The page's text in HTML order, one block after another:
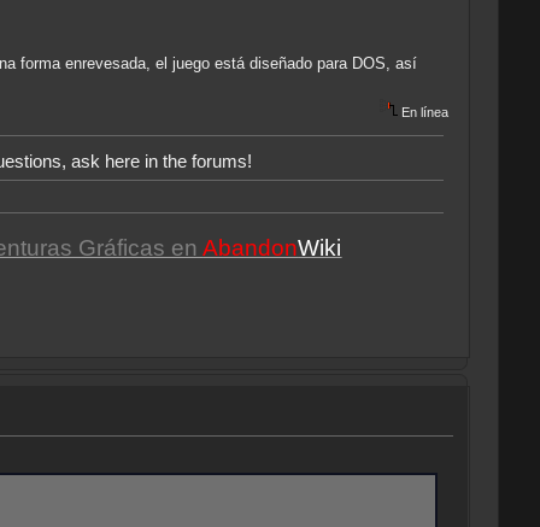
forma enrevesada, el juego está diseñado para DOS, así
En línea
ask here in the forums!
Gráficas enAbandonWiki